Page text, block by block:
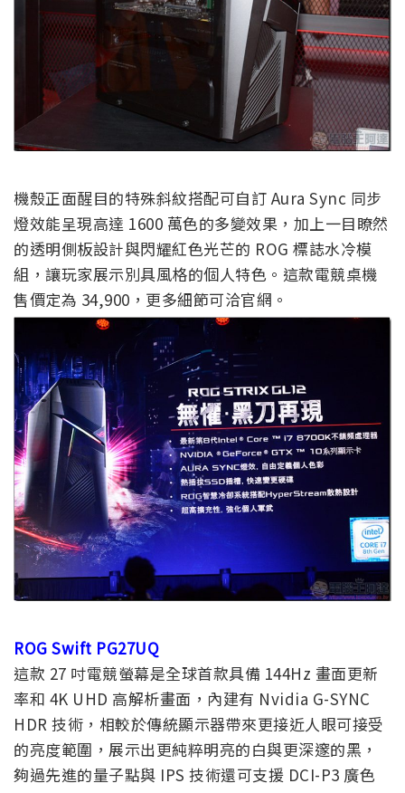
機殼正面醒目的特殊斜紋搭配可自訂 Aura Sync 同步
燈效能呈現高達 1600 萬色的多變效果，加上一目瞭然
的透明側板設計與閃耀紅色光芒的 ROG 標誌水冷模
組，讓玩家展示別具風格的個人特色。這款電競桌機
售價定為 34,900，更多細節可洽官網。
ROG Swift PG27UQ
這款 27 吋電競螢幕是全球首款具備 144Hz 畫面更新
率和 4K UHD 高解析畫面，內建有 Nvidia G-SYNC
HDR 技術，相較於傳統顯示器帶來更接近人眼可接受
的亮度範圍，展示出更純粹明亮的白與更深邃的黑，
夠過先進的量子點與 IPS 技術還可支援 DCI-P3 廣色